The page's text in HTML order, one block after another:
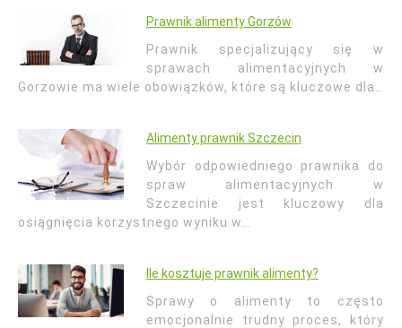
Prawnik alimenty Gorzów
Prawnik specjalizujący się w
sprawach alimentacyjnych w
Gorzowie ma wiele obowiązków, które są kluczowe dla…
Alimenty prawnik Szczecin
Wybór odpowiedniego prawnika do
spraw alimentacyjnych w
Szczecinie jest kluczowy dla
osiągnięcia korzystnego wyniku w…
Ile kosztuje prawnik alimenty?
Sprawy o alimenty to często
emocjonalnie trudny proces, który